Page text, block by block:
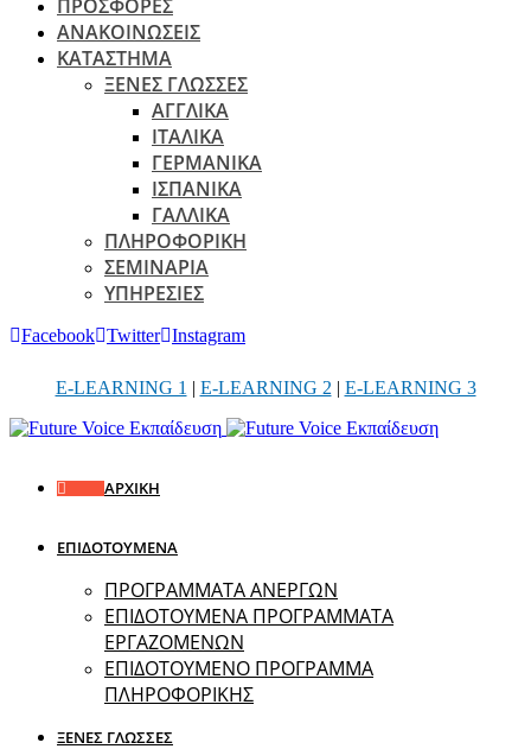
ΠΡΟΣΦΟΡΕΣ
ΑΝΑΚΟΙΝΩΣΕΙΣ
ΚΑΤΑΣΤΗΜΑ
ΞΕΝΕΣ ΓΛΩΣΣΕΣ
ΑΓΓΛΙΚΑ
ΙΤΑΛΙΚΑ
ΓΕΡΜΑΝΙΚΑ
ΙΣΠΑΝΙΚΑ
ΓΑΛΛΙΚΑ
ΠΛΗΡΟΦΟΡΙΚΗ
ΣΕΜΙΝΑΡΙΑ
ΥΠΗΡΕΣΙΕΣ
Facebook Twitter Instagram
E-LEARNING 1 | E-LEARNING 2 | E-LEARNING 3
ΑΡΧΙΚΗ
ΕΠΙΔΟΤΟΥΜΕΝΑ
ΠΡΟΓΡΑΜΜΑΤΑ ΑΝΕΡΓΩΝ
ΕΠΙΔΟΤΟΥΜΕΝΑ ΠΡΟΓΡΑΜΜΑΤΑ
ΕΡΓΑΖΟΜΕΝΩΝ
ΕΠΙΔΟΤΟΥΜΕΝΟ ΠΡΟΓΡΑΜΜΑ
ΠΛΗΡΟΦΟΡΙΚΗΣ
ΞΕΝΕΣ ΓΛΩΣΣΕΣ